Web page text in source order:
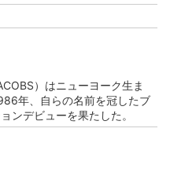
）はニューヨーク生ま
年、自らの名前を冠したブ
ンデビューを果たした。